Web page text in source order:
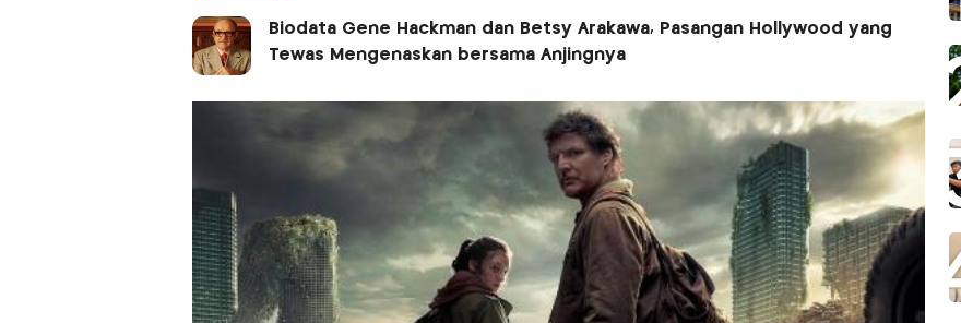
Biodata Gene Hackman dan Betsy Arakawa, Pasangan Hollywood yang
Tewas Mengenaskan bersama Anjingnya